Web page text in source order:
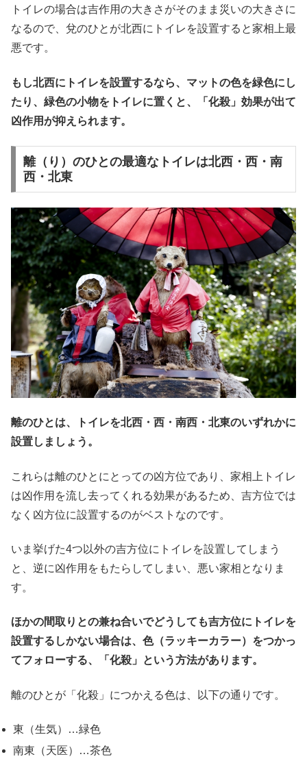
トイレの場合は吉作用の大きさがそのまま災いの大きさに
なるので、兌のひとが北西にトイレを設置すると家相上最
悪です。
もし北西にトイレを設置するなら、マットの色を緑色にし
たり、緑色の小物をトイレに置くと、「化殺」効果が出て
凶作用が抑えられます。
離（り）のひとの最適なトイレは北西・西・南
西・北東
離のひとは、トイレを北西・西・南西・北東のいずれかに
設置しましょう。
これらは離のひとにとっての凶方位であり、家相上トイレ
は凶作用を流し去ってくれる効果があるため、吉方位では
なく凶方位に設置するのがベストなのです。
いま挙げた4つ以外の吉方位にトイレを設置してしまう
と、逆に凶作用をもたらしてしまい、悪い家相となりま
す。
ほかの間取りとの兼ね合いでどうしても吉方位にトイレを
設置するしかない場合は、色（ラッキーカラー）をつかっ
てフォローする、「化殺」という方法があります。
離のひとが「化殺」につかえる色は、以下の通りです。
東（生気）…緑色
南東（天医）…茶色